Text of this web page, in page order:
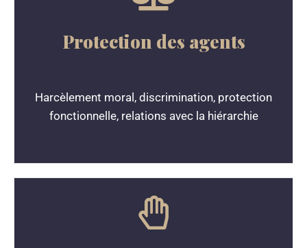
Protection des agents
Harcèlement moral, discrimination, protection
fonctionnelle, relations avec la hiérarchie